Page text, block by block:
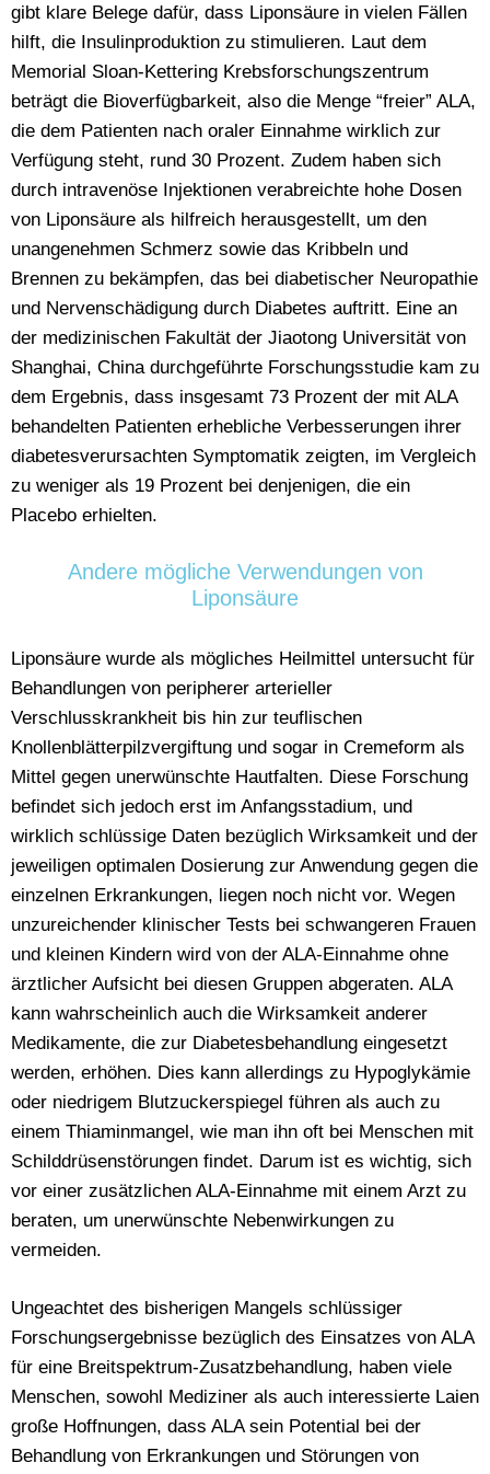
gibt klare Belege dafür, dass Liponsäure in vielen Fällen
hilft, die Insulinproduktion zu stimulieren. Laut dem
Memorial Sloan-Kettering Krebsforschungszentrum
beträgt die Bioverfügbarkeit, also die Menge “freier” ALA,
die dem Patienten nach oraler Einnahme wirklich zur
Verfügung steht, rund 30 Prozent. Zudem haben sich
durch intravenöse Injektionen verabreichte hohe Dosen
von Liponsäure als hilfreich herausgestellt, um den
unangenehmen Schmerz sowie das Kribbeln und
Brennen zu bekämpfen, das bei diabetischer Neuropathie
und Nervenschädigung durch Diabetes auftritt. Eine an
der medizinischen Fakultät der Jiaotong Universität von
Shanghai, China durchgeführte Forschungsstudie kam zu
dem Ergebnis, dass insgesamt 73 Prozent der mit ALA
behandelten Patienten erhebliche Verbesserungen ihrer
diabetesverursachten Symptomatik zeigten, im Vergleich
zu weniger als 19 Prozent bei denjenigen, die ein
Placebo erhielten.
Andere mögliche Verwendungen von
Liponsäure
Liponsäure wurde als mögliches Heilmittel untersucht für
Behandlungen von peripherer arterieller
Verschlusskrankheit bis hin zur teuflischen
Knollenblätterpilzvergiftung und sogar in Cremeform als
Mittel gegen unerwünschte Hautfalten. Diese Forschung
befindet sich jedoch erst im Anfangsstadium, und
wirklich schlüssige Daten bezüglich Wirksamkeit und der
jeweiligen optimalen Dosierung zur Anwendung gegen die
einzelnen Erkrankungen, liegen noch nicht vor. Wegen
unzureichender klinischer Tests bei schwangeren Frauen
und kleinen Kindern wird von der ALA-Einnahme ohne
ärztlicher Aufsicht bei diesen Gruppen abgeraten. ALA
kann wahrscheinlich auch die Wirksamkeit anderer
Medikamente, die zur Diabetesbehandlung eingesetzt
werden, erhöhen. Dies kann allerdings zu Hypoglykämie
oder niedrigem Blutzuckerspiegel führen als auch zu
einem Thiaminmangel, wie man ihn oft bei Menschen mit
Schilddrüsenstörungen findet. Darum ist es wichtig, sich
vor einer zusätzlichen ALA-Einnahme mit einem Arzt zu
beraten, um unerwünschte Nebenwirkungen zu
vermeiden.
Ungeachtet des bisherigen Mangels schlüssiger
Forschungsergebnisse bezüglich des Einsatzes von ALA
für eine Breitspektrum-Zusatzbehandlung, haben viele
Menschen, sowohl Mediziner als auch interessierte Laien
große Hoffnungen, dass ALA sein Potential bei der
Behandlung von Erkrankungen und Störungen von